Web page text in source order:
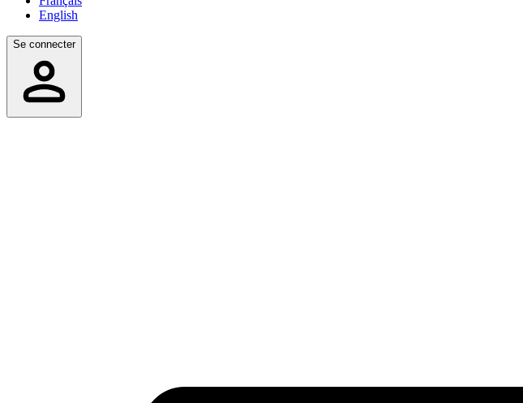
English
Se connecter